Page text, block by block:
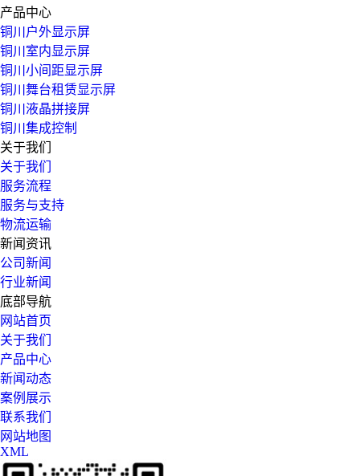
产品中心
铜川户外显示屏
铜川室内显示屏
铜川小间距显示屏
铜川舞台租赁显示屏
铜川液晶拼接屏
铜川集成控制
关于我们
关于我们
服务流程
服务与支持
物流运输
新闻资讯
公司新闻
行业新闻
底部导航
网站首页
关于我们
产品中心
新闻动态
案例展示
联系我们
网站地图
XML